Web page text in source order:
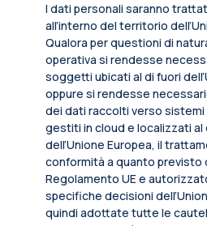
I dati personali saranno
all’interno del territorio
Qualora per questioni di
operativa si rendesse
soggetti ubicati al di fuori
oppure si rendesse
dei dati raccolti verso
gestiti in cloud e localizzati al
dell’Unione Europea, il
conformità a quanto previsto
Regolamento UE e
specifiche decisioni
quindi adottate tutte le